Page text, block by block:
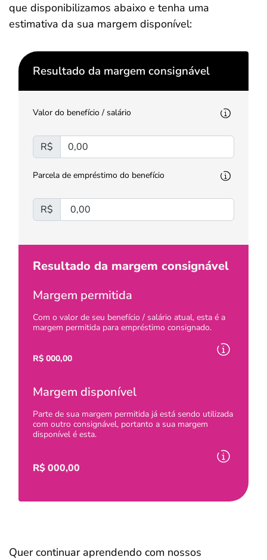
que disponibilizamos abaixo e tenha uma
estimativa da sua margem disponível:
Resultado da margem consignável
Valor do benefício / salário
R$
Parcela de empréstimo do benefício
R$
Resultado da margem consignável
Margem permitida
Com o valor de seu benefício / salário atual, esta é a
margem permitida para empréstimo consignado.
R$ 000,00
Margem disponível
Parte de sua margem permitida já está sendo utilizada
com outro consignável, portanto a sua margem
disponível é esta.
R$000,00
Quer continuar aprendendo com nossos